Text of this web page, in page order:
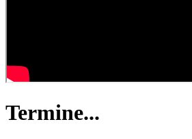
Termine...